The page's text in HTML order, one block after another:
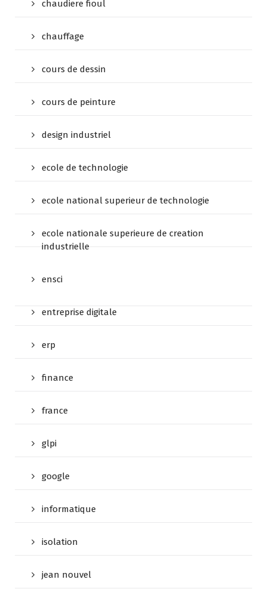
chaudiere fioul
chauffage
cours de dessin
cours de peinture
design industriel
ecole de technologie
ecole national superieur de technologie
ecole nationale superieure de creation
industrielle
ensci
entreprise digitale
erp
finance
france
glpi
google
informatique
isolation
jean nouvel